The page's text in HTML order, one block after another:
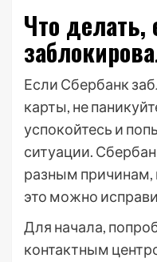
Что делать,
Если Сбербанк
карты, не
успокойтесь и
ситуации.
разным причинам,
это можно
Для начала,
контактным